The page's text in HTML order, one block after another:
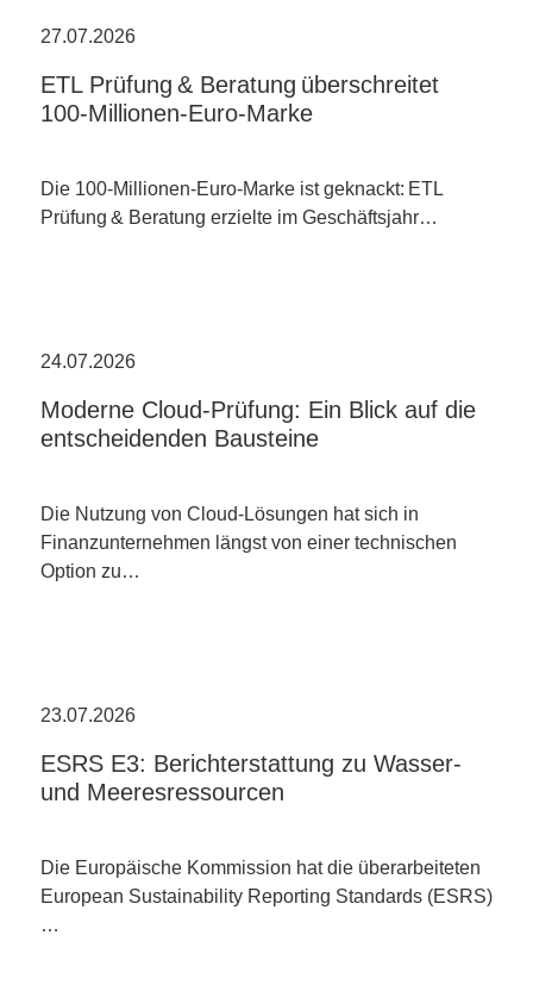
27.07.2026
ETL Prüfung & Beratung überschreitet
100-Millionen-Euro-Marke
Die 100-Millionen-Euro-Marke ist geknackt: ETL
Prüfung & Beratung erzielte im Geschäftsjahr…
24.07.2026
Moderne Cloud-Prüfung: Ein Blick auf die
entscheidenden Bausteine
Die Nutzung von Cloud-Lösungen hat sich in
Finanzunternehmen längst von einer technischen
Option zu…
23.07.2026
ESRS E3: Berichterstattung zu Wasser-
und Meeresressourcen
Die Europäische Kommission hat die überarbeiteten
European Sustainability Reporting Standards (ESRS)
…